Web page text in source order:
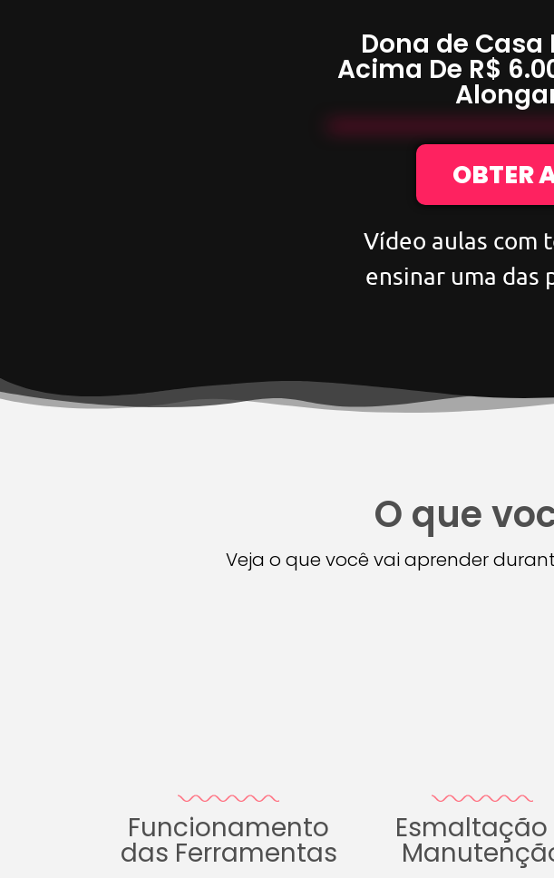
Dona de
Acima De R$
OBTER
Vídeo aulas com
ensinar uma das
O que
Veja o que você vai aprender
Funcionamento
das Ferramentas
Esmaltação